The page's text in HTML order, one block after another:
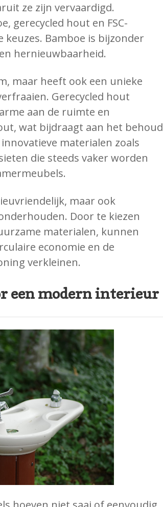
ze zijn vervaardigd.
gerecycled hout en FSC-
Bamboe is bijzonder
hernieuwbaarheid.
maar heeft ook een unieke
Gerecycled hout
aan de ruimte en
wat bijdraagt aan het behoud
materialen zoals
die steeds vaker worden
maar ook
Door te kiezen
materialen, kunnen
economie en de
verkleinen.
een modern interieur